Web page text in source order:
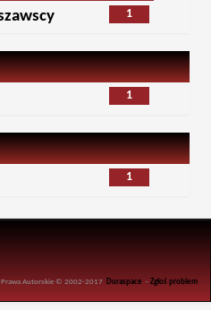
1
1
1
Prawa Autorskie © 2002-2017 Duraspace -Zgłoś problem